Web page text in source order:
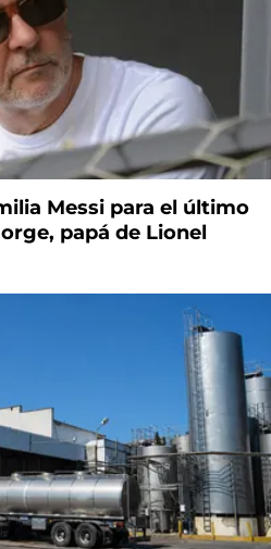
Messi para el último
papá de Lionel